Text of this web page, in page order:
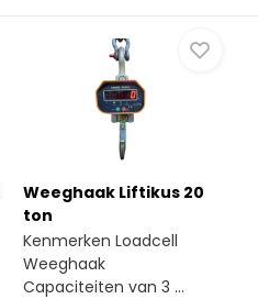
Weeghaak Liftikus 20
ton
Kenmerken Loadcell
Weeghaak
Capaciteiten van 3 ...